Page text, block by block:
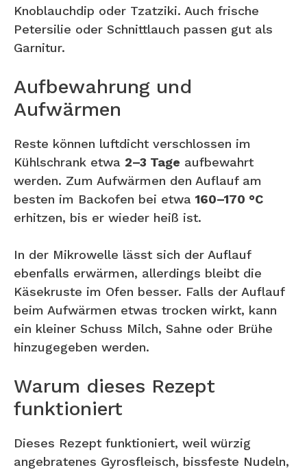
Knoblauchdip oder Tzatziki. Auch frische
Petersilie oder Schnittlauch passen gut als
Garnitur.
Aufbewahrung und
Aufwärmen
Reste können luftdicht verschlossen im
Kühlschrank etwa 2–3 Tage aufbewahrt
werden. Zum Aufwärmen den Auflauf am
besten im Backofen bei etwa 160–170 °C
erhitzen, bis er wieder heiß ist.
In der Mikrowelle lässt sich der Auflauf
ebenfalls erwärmen, allerdings bleibt die
Käsekruste im Ofen besser. Falls der Auflauf
beim Aufwärmen etwas trocken wirkt, kann
ein kleiner Schuss Milch, Sahne oder Brühe
hinzugegeben werden.
Warum dieses Rezept
funktioniert
Dieses Rezept funktioniert, weil würzig
angebratenes Gyrosfleisch, bissfeste Nudeln,